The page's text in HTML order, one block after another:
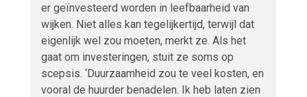
er geïnvesteerd worden in leefbaarheid van
wijken. Niet alles kan tegelijkertijd, terwijl dat
eigenlijk wel zou moeten, merkt ze. Als het
gaat om investeringen, stuit ze soms op
scepsis. ‘Duurzaamheid zou te veel kosten, en
vooral de huurder benadelen. Ik heb laten zien